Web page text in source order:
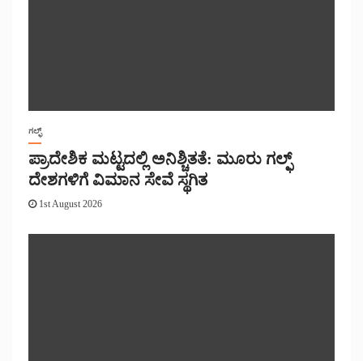
ಗಲ್ಫ್
ಪ್ರಾದೇಶಿಕ ಮಟ್ಟದಲ್ಲಿ ಅನಿಶ್ಚಿತತೆ: ಮೂರು ಗಲ್ಫ್
ದೇಶಗಳಿಗೆ ವಿಮಾನ ಸೇವೆ ಸ್ಥಗಿತ
1st August 2026